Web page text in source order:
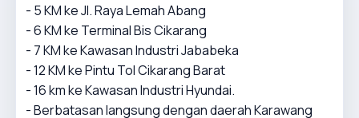
- 5 KM ke Jl. Raya Lemah Abang
- 6 KM ke Terminal Bis Cikarang
- 7 KM ke Kawasan Industri Jababeka
- 12 KM ke Pintu Tol Cikarang Barat
- 16 km ke Kawasan Industri Hyundai.
- Berbatasan langsung dengan daerah Karawang